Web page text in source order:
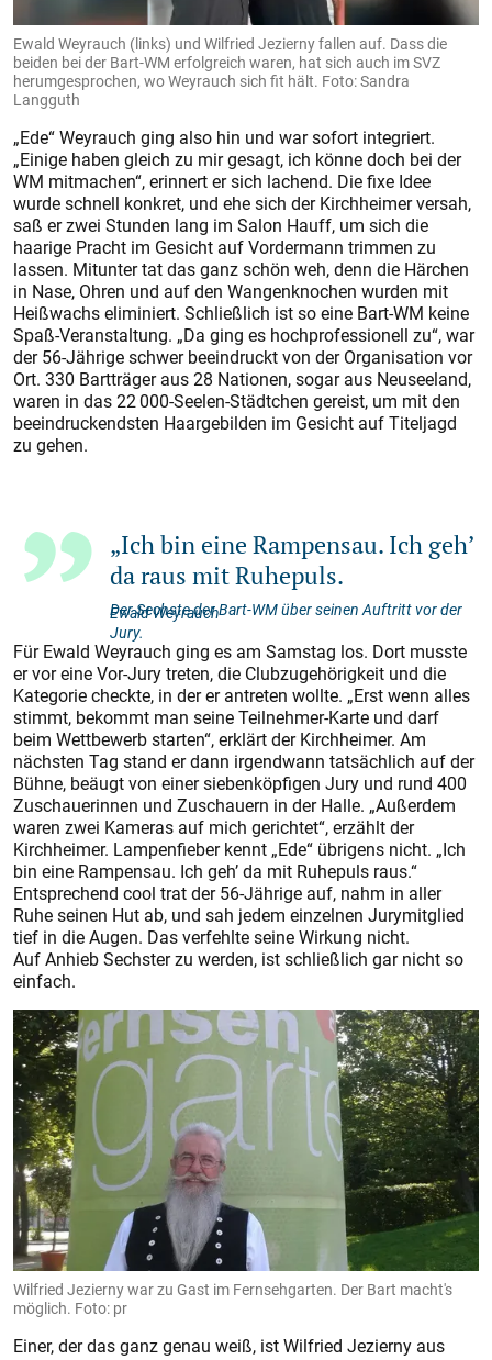
Ewald Weyrauch (links) und Wilfried Jezierny fallen auf. Dass die
beiden bei der Bart-WM erfolgreich waren, hat sich auch im SVZ
herumgesprochen, wo Weyrauch sich fit hält. Foto: Sandra
Langguth
„Ede“ Weyrauch ging also hin und war sofort integriert.
„Einige haben gleich zu mir gesagt, ich könne doch bei der
WM mitmachen“, erinnert er sich lachend. Die fixe Idee
wurde schnell konkret, und ehe sich der Kirchheimer versah,
saß er zwei Stunden lang im Salon Hauff, um sich die
haarige Pracht im Gesicht auf Vordermann trimmen zu
lassen. Mitunter tat das ganz schön weh, denn die Härchen
in Nase, Ohren und auf den Wangenknochen wurden mit
Heißwachs eliminiert. Schließlich ist so eine Bart-WM keine
Spaß-Veranstaltung. „Da ging es hochprofessionell zu“, war
der 56-Jährige schwer beeindruckt von der Organisation vor
Ort. 330 Bartträger aus 28 Nationen, sogar aus Neuseeland,
waren in das 22 000-Seelen-Städtchen gereist, um mit den
beeindruckendsten Haargebilden im Gesicht auf Titeljagd
zu gehen.
„Ich bin eine Rampensau. Ich geh’
da raus mit Ruhepuls.
Ewald Weyrauch
Der Sechste der Bart-WM über seinen Auftritt vor der
Jury.
Für Ewald Weyrauch ging es am Samstag los. Dort musste
er vor eine Vor-Jury treten, die Clubzugehörigkeit und die
Kategorie checkte, in der er antreten wollte. „Erst wenn alles
stimmt, bekommt man seine Teilnehmer-Karte und darf
beim Wettbewerb starten“, erklärt der Kirchheimer. Am
nächs­ten Tag stand er dann irgendwann tatsächlich auf der
Bühne, beäugt von einer siebenköpfigen Jury und rund 400
Zuschauerinnen und Zuschauern in der Halle. „Außerdem
waren zwei Kameras auf mich gerichtet“, erzählt der
Kirchheimer. Lampenfieber kennt „Ede“ übrigens nicht. „Ich
bin eine Rampensau. Ich geh’ da mit Ruhepuls raus.“
Entsprechend cool trat der 56-Jährige auf, nahm in aller
Ruhe seinen Hut ab, und sah jedem einzelnen Jurymitglied
tief in die Augen. Das verfehlte seine Wirkung nicht.
Auf Anhieb Sechster zu werden, ist schließlich gar nicht so
einfach.
Wilfried Jezierny war zu Gast im Fernsehgarten. Der Bart macht's
möglich. Foto: pr
Einer, der das ganz genau weiß, ist Wilfried Jezierny aus